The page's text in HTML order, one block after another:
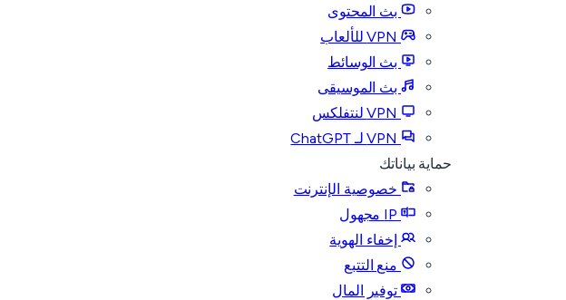
بث المحتوى
بث الوسائط
بث الموسيقى
حماية بياناتك
خصوصية الإنترنت
إخفاء الهوية
منع التتبع
توفير المال